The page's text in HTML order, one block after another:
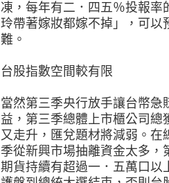
凍，每年有二．四五％投報率
玲帶著嫁妝都嫁不掉」，可以
難。
台股指數空間較有限
當然第三季央行放手讓台幣
益，第三季總體上市櫃公司
又走升，匯兌題材將減弱。
季從新興市場抽離資金太多
期貨持續有超過一．五萬口以